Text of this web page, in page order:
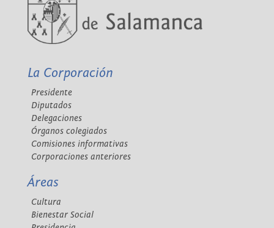
La Corporación
Presidente
Diputados
Delegaciones
Órganos colegiados
Comisiones informativas
Corporaciones anteriores
Áreas
Cultura
Bienestar Social